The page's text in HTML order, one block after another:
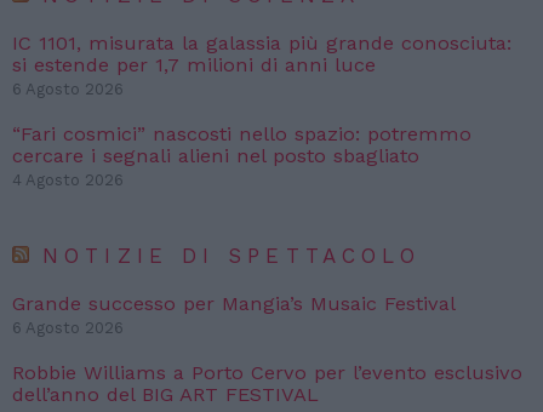
IC 1101, misurata la galassia più grande conosciuta:
si estende per 1,7 milioni di anni luce
6 Agosto 2026
“Fari cosmici” nascosti nello spazio: potremmo
cercare i segnali alieni nel posto sbagliato
4 Agosto 2026
NOTIZIE DI SPETTACOLO
Grande successo per Mangia’s Musaic Festival
6 Agosto 2026
Robbie Williams a Porto Cervo per l’evento esclusivo
dell’anno del BIG ART FESTIVAL